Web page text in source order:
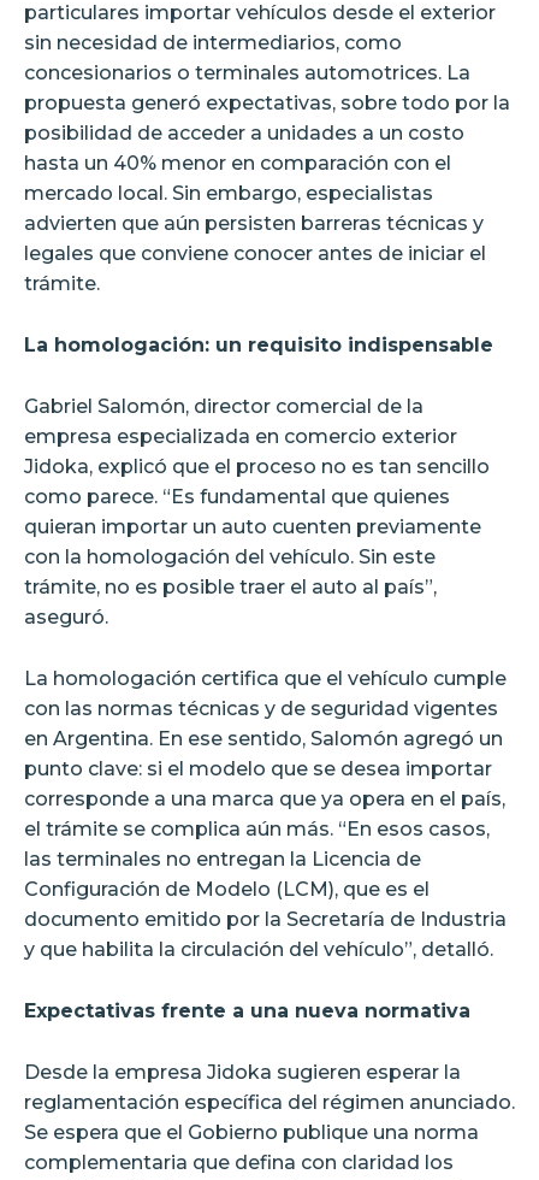
particulares importar vehículos desde el exterior
sin necesidad de intermediarios, como
concesionarios o terminales automotrices. La
propuesta generó expectativas, sobre todo por la
posibilidad de acceder a unidades a un costo
hasta un 40% menor en comparación con el
mercado local. Sin embargo, especialistas
advierten que aún persisten barreras técnicas y
legales que conviene conocer antes de iniciar el
trámite.
La homologación: un requisito indispensable
Gabriel Salomón, director comercial de la
empresa especializada en comercio exterior
Jidoka, explicó que el proceso no es tan sencillo
como parece. “Es fundamental que quienes
quieran importar un auto cuenten previamente
con la homologación del vehículo. Sin este
trámite, no es posible traer el auto al país”,
aseguró.
La homologación certifica que el vehículo cumple
con las normas técnicas y de seguridad vigentes
en Argentina. En ese sentido, Salomón agregó un
punto clave: si el modelo que se desea importar
corresponde a una marca que ya opera en el país,
el trámite se complica aún más. “En esos casos,
las terminales no entregan la Licencia de
Configuración de Modelo (LCM), que es el
documento emitido por la Secretaría de Industria
y que habilita la circulación del vehículo”, detalló.
Expectativas frente a una nueva normativa
Desde la empresa Jidoka sugieren esperar la
reglamentación específica del régimen anunciado.
Se espera que el Gobierno publique una norma
complementaria que defina con claridad los